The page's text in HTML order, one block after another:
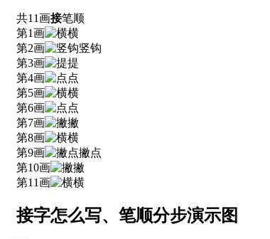
共11画接笔顺
第1画
横
第2画
竖钩
第3画
提
第4画
点
第5画
横
第6画
点
第7画
撇
第8画
横
第9画
撇点
第10画
撇
第11画
横
接字怎么写、笔顺分步演示图